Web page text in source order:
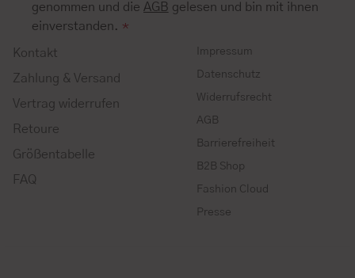
genommen und die AGB gelesen und bin mit ihnen
einverstanden. *
Kontakt
Zahlung & Versand
Vertrag widerrufen
Retoure
Größentabelle
FAQ
Impressum
Datenschutz
Widerrufsrecht
AGB
Barrierefreiheit
B2B Shop
Fashion Cloud
Presse